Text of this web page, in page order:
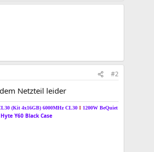
#2
Netzteil leider
(Kit 4x16GB) 6000MHz CL30 I 1200W BeQuiet
Hyte Y60 Black Case